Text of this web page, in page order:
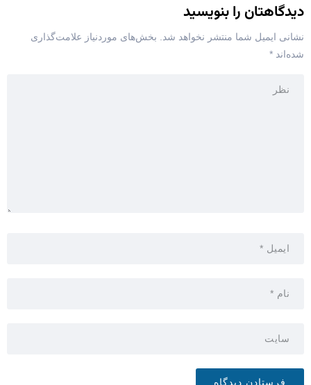
دیدگاهتان را بنویسید
نشانی ایمیل شما منتشر نخواهد شد.
بخش‌های موردنیاز علامت‌گذاری
شده‌اند *